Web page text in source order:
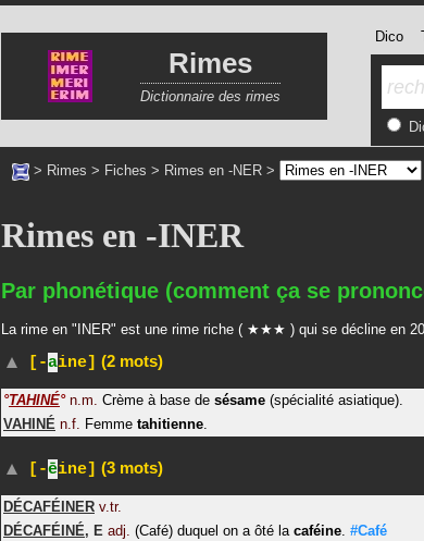
Rimes
Dictionnaire des rimes
Dico
> Rimes > Fiches > Rimes en -NER >
Rimes en -INER
Par phonétique (comment ça se
La rime en "INER" est une rime riche ( ★★★ ) qui se décline en
[-aine] (2 mots)
°TAHINÉ° n.m. Crème à base de sésame (spécialité asiatique).
VAHINÉ n.f. Femme tahitienne.
[-ēine] (3 mots)
DÉCAFÉINER v.tr.
DÉCAFÉINÉ, E adj. (Café) duquel on a ôté la caféine. #Café